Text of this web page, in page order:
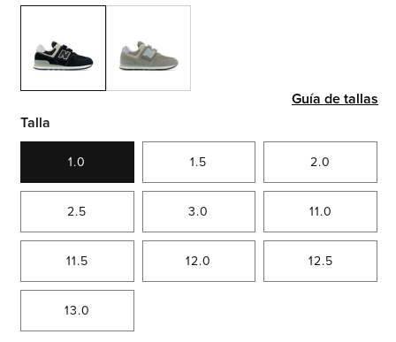
Talla
1.0 1.5 2.0
2.5 3.0 11.0
11.5 12.0 12.5
13.0
Guía de tallas